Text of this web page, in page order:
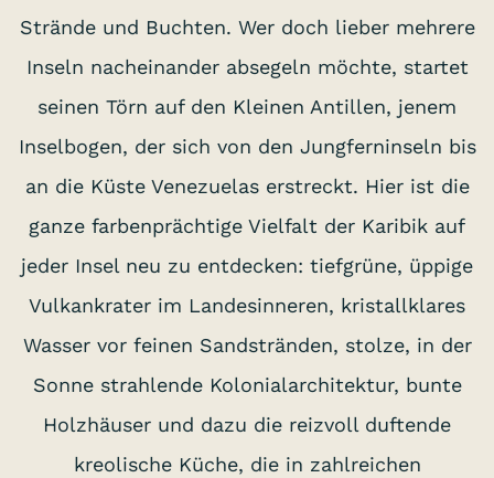
Strände und Buchten. Wer doch lieber mehrere
Inseln nacheinander absegeln möchte, startet
seinen Törn auf den Kleinen Antillen, jenem
Inselbogen, der sich von den Jungferninseln bis
an die Küste Venezuelas erstreckt. Hier ist die
ganze farbenprächtige Vielfalt der Karibik auf
jeder Insel neu zu entdecken: tiefgrüne, üppige
Vulkankrater im Landesinneren, kristallklares
Wasser vor feinen Sandstränden, stolze, in der
Sonne strahlende Kolonialarchitektur, bunte
Holzhäuser und dazu die reizvoll duftende
kreolische Küche, die in zahlreichen